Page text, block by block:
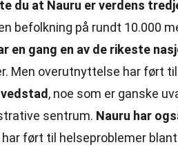
du at Nauru er verdens
befolkning på rundt 10.000
en gang en av de rikeste
Men overutnyttelse har ført
, noe som er ganske
sentrum. Nauru har
har ført til helseproblemer